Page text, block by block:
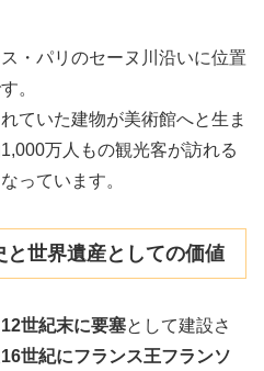
・パリのセーヌ川沿いに位置
。
ていた建物が美術館へと生ま
万人もの観光客が訪れる
っています。
世界遺産としての価値
12世紀末に要塞として建設さ
16世紀にフランス王フランソ